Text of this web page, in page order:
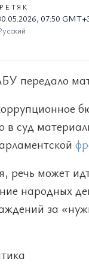
07:50
передало
в суд
речь может
народных
за